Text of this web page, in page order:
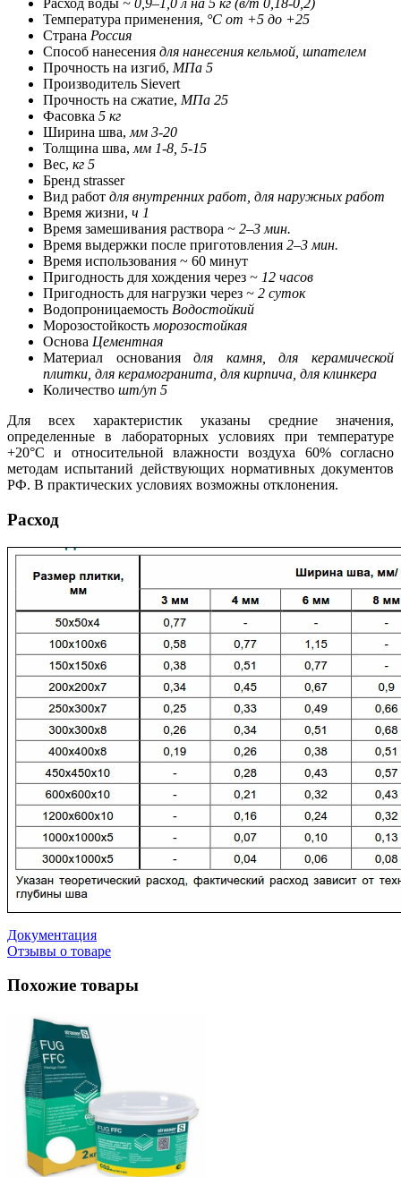
Расход воды ~ 0,9–1,0 л на 5 кг (в/т 0,18-0,2)
Температура применения, °С от +5 до +25
Страна Россия
Способ нанесения для нанесения кельмой, шпателем
Прочность на изгиб, МПа 5
Производитель Sievert
Прочность на сжатие, МПа 25
Фасовка 5 кг
Ширина шва, мм 3-20
Толщина шва, мм 1-8, 5-15
Вес, кг 5
Бренд strasser
Вид работ для внутренних работ, для наружных работ
Время жизни, ч 1
Время замешивания раствора ~ 2–3 мин.
Время выдержки после приготовления 2–3 мин.
Время использования ~ 60 минут
Пригодность для хождения через ~ 12 часов
Пригодность для нагрузки через ~ 2 суток
Водопроницаемость Водостойкий
Морозостойкость морозостойкая
Основа Цементная
Материал основаниядля камня, для керамической
плитки, для керамогранита, для кирпича, для клинкера
Количество шт/уп 5
Для всех характеристик указаны средние значения,
определенные в лабораторных условиях при температуре
+20°C и относительной влажности воздуха 60% согласно
методам испытаний действующих нормативных документов
РФ. В практических условиях возможны отклонения.
Расход
Документация
Отзывы о товаре
Похожие товары